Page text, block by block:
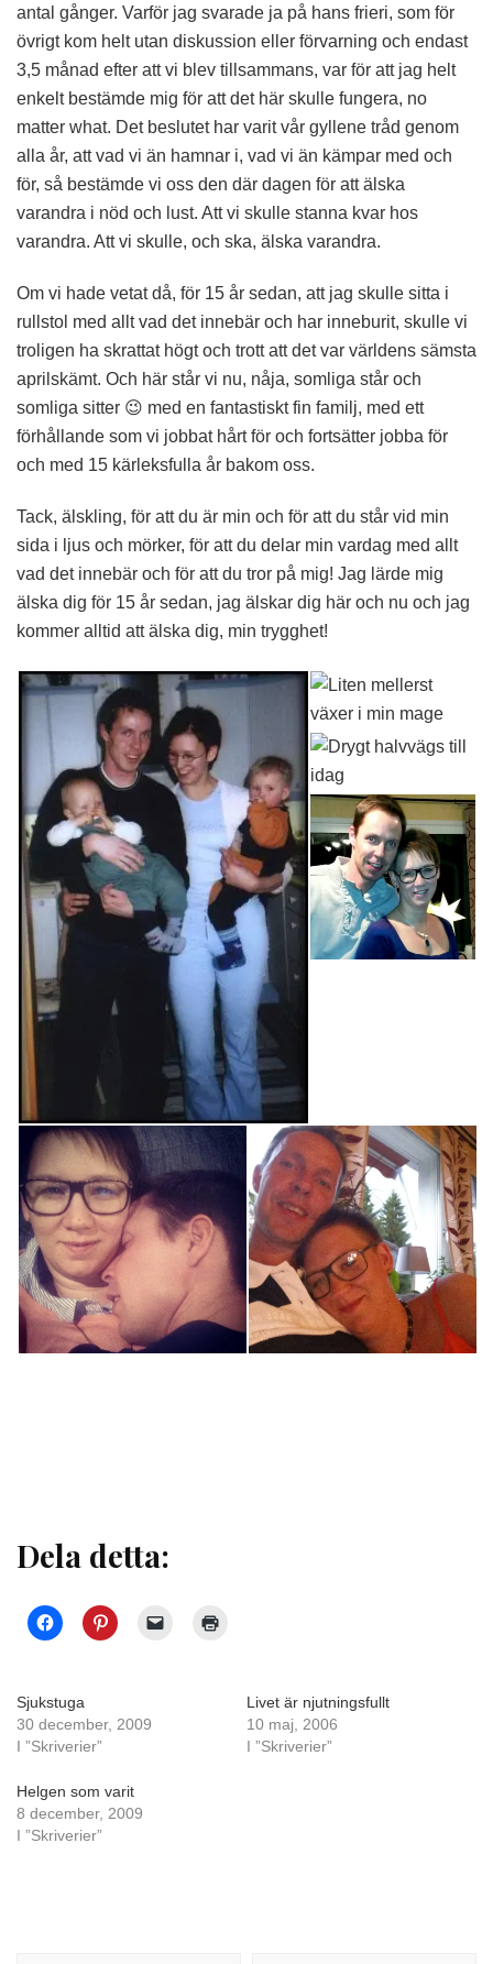
antal gånger. Varför jag svarade ja på hans frieri, som för
övrigt kom helt utan diskussion eller förvarning och endast
3,5 månad efter att vi blev tillsammans, var för att jag helt
enkelt bestämde mig för att det här skulle fungera, no
matter what. Det beslutet har varit vår gyllene tråd genom
alla år, att vad vi än hamnar i, vad vi än kämpar med och
för, så bestämde vi oss den där dagen för att älska
varandra i nöd och lust. Att vi skulle stanna kvar hos
varandra. Att vi skulle, och ska, älska varandra.
Om vi hade vetat då, för 15 år sedan, att jag skulle sitta i
rullstol med allt vad det innebär och har inneburit, skulle vi
troligen ha skrattat högt och trott att det var världens sämsta
aprilskämt. Och här står vi nu, nåja, somliga står och
somliga sitter 😉 med en fantastiskt fin familj, med ett
förhållande som vi jobbat hårt för och fortsätter jobba för
och med 15 kärleksfulla år bakom oss.
Tack, älskling, för att du är min och för att du står vid min
sida i ljus och mörker, för att du delar min vardag med allt
vad det innebär och för att du tror på mig! Jag lärde mig
älska dig för 15 år sedan, jag älskar dig här och nu och jag
kommer alltid att älska dig, min trygghet!
Dela detta:
Sjukstuga
30 december, 2009
I ”Skriverier”
Livet är njutningsfullt
10 maj, 2006
I ”Skriverier”
Helgen som varit
8 december, 2009
I ”Skriverier”